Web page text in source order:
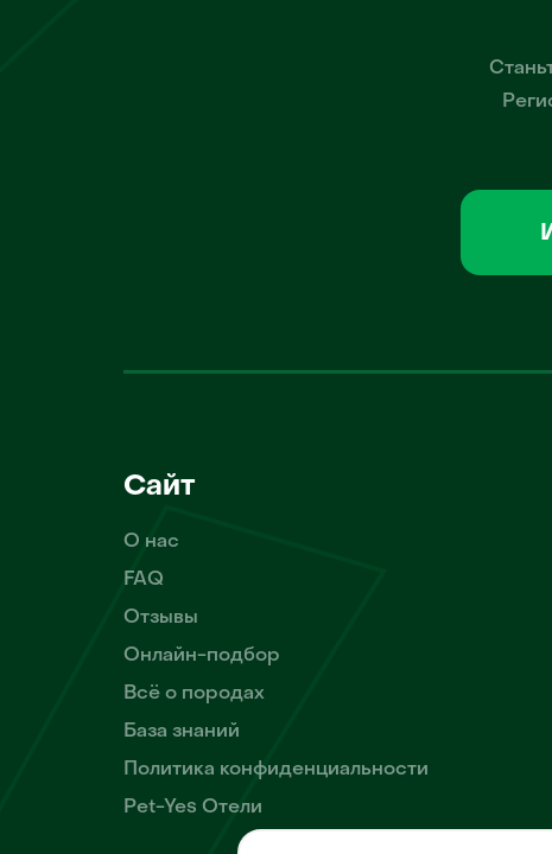
Сайт
О нас
FAQ
Отзывы
Онлайн-подбор
Всё о породах
База знаний
Политика конфиденциальности
Pet-Yes Отели